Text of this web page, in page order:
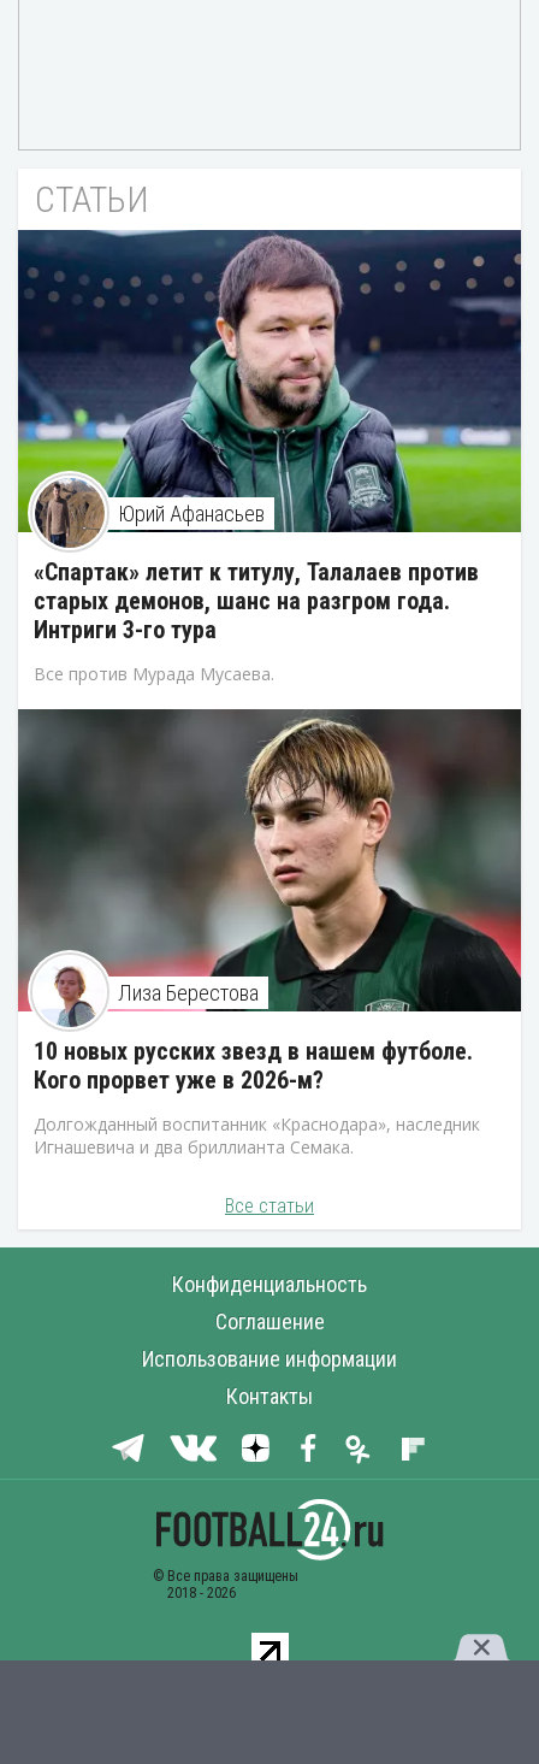
СТАТЬИ
Юрий Афанасьев
«Спартак» летит к титулу, Талалаев против
старых демонов, шанс на разгром года.
Интриги 3-го тура
Все против Мурада Мусаева.
Лиза Берестова
10 новых русских звезд в нашем футболе.
Кого прорвет уже в 2026-м?
Долгожданный воспитанник «Краснодара», наследник
Игнашевича и два бриллианта Семака.
Все статьи
Конфиденциальность
Соглашение
Использование информации
Контакты